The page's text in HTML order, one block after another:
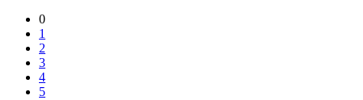
0
1
2
3
4
5